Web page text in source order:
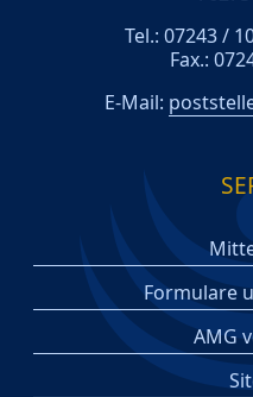
Tel.: 07243 /
Fax.:
E-Mail:
Formulare
AMG